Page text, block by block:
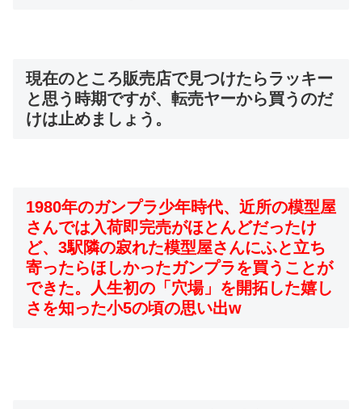
現在のところ販売店で見つけたらラッキー
と思う時期ですが、転売ヤーから買うのだ
けは止めましょう。
1980年のガンプラ少年時代、近所の模型屋
さんでは入荷即完売がほとんどだったけ
ど、3駅隣の寂れた模型屋さんにふと立ち
寄ったらほしかったガンプラを買うことが
できた。人生初の「穴場」を開拓した嬉し
さを知った小5の頃の思い出w